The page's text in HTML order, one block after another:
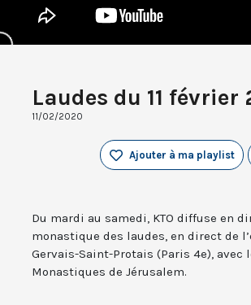
Laudes du 11 février
11/02/2020
Ajouter à ma playlist
Du mardi au samedi, KTO diffuse en
monastique des laudes, en direct de
Gervais-Saint-Protais (Paris 4e), avec
Monastiques de Jérusalem.